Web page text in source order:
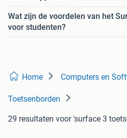
Wat zijn de voordelen van het
voor studenten?
Home Computers en
Toetsenborden
29 resultaten voor 'surface 3